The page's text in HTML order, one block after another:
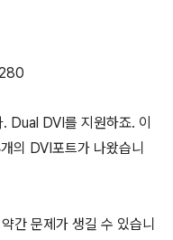
Dual DVI를 지원하죠. 이
의 DVI포트가 나왔습니
간 문제가 생길 수 있습니